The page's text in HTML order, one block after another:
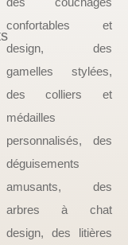
confortables et
design, des
gamelles stylées,
des colliers et
médailles
personnalisés, des
déguisements
amusants, des
arbres à chat
design, des litières